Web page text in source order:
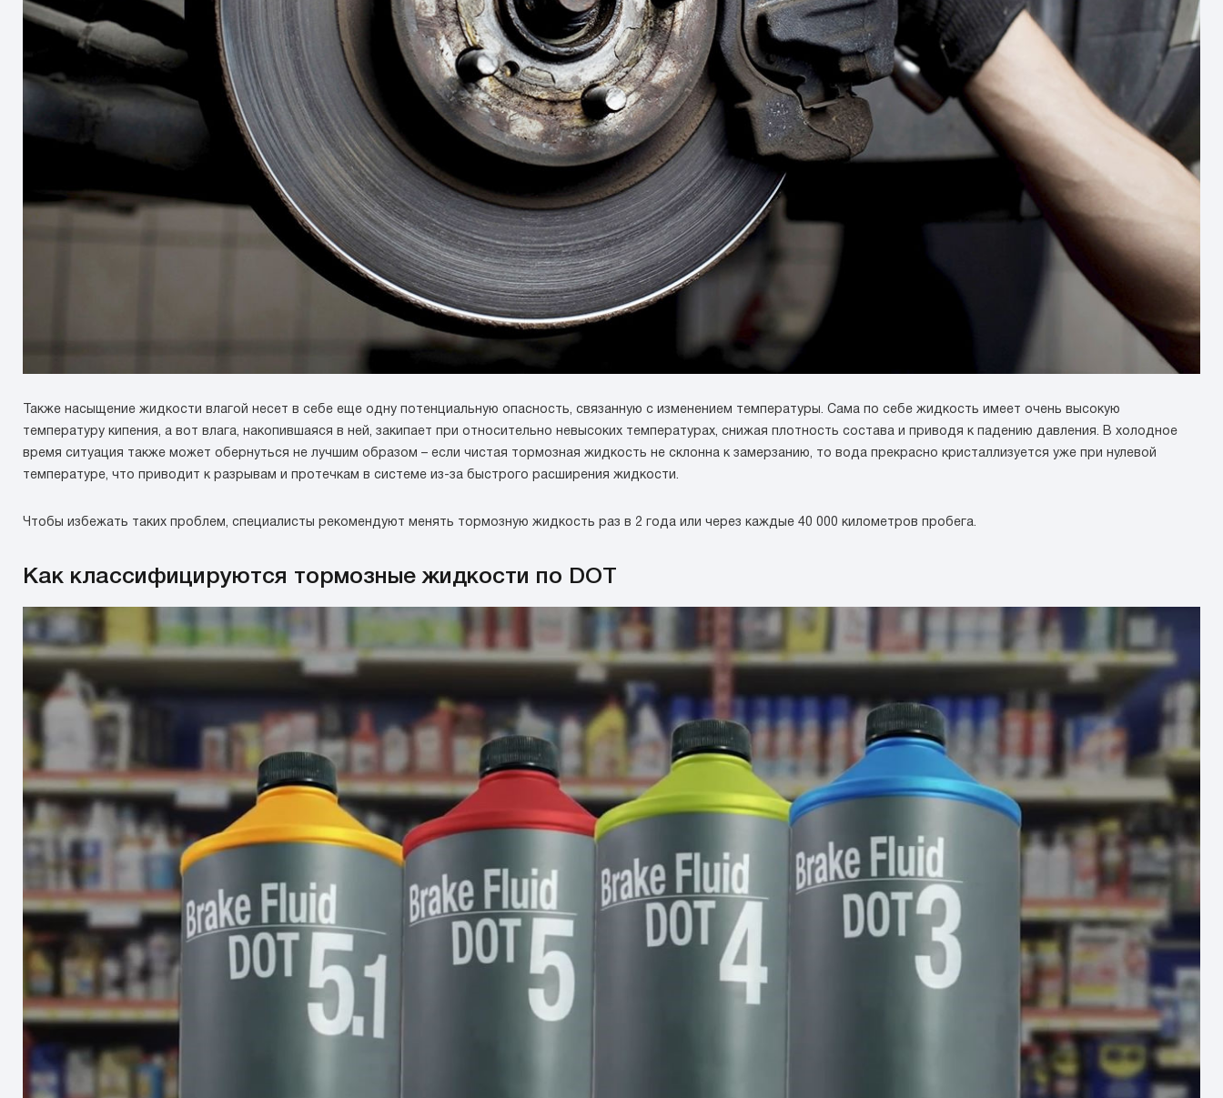
Также насыщение жидкости влагой несет в себе еще одну потенциальную опасность, связанную с изменением температуры. Сама по себе жидкость имеет очень высокую
температуру кипения, а вот влага, накопившаяся в ней, закипает при относительно невысоких температурах, снижая плотность состава и приводя к падению давления. В холодное
время ситуация также может обернуться не лучшим образом – если чистая тормозная жидкость не склонна к замерзанию, то вода прекрасно кристаллизуется уже при нулевой
температуре, что приводит к разрывам и протечкам в системе из-за быстрого расширения жидкости.
Чтобы избежать таких проблем, специалисты рекомендуют менять тормозную жидкость раз в 2 года или через каждые 40 000 километров пробега.
Как классифицируются тормозные жидкости по DOT